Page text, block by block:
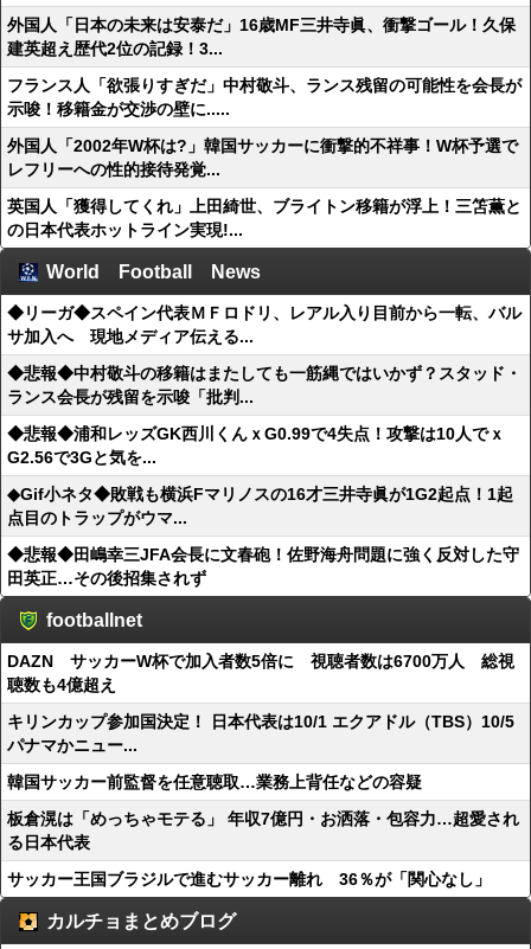
外国人「日本の未来は安泰だ」16歳MF三井寺眞、衝撃ゴール！久保
建英超え歴代2位の記録！3...
フランス人「欲張りすぎだ」中村敬斗、ランス残留の可能性を会長が
示唆！移籍金が交渉の壁に.....
外国人「2002年W杯は?」韓国サッカーに衝撃的不祥事！W杯予選で
レフリーへの性的接待発覚...
英国人「獲得してくれ」上田綺世、ブライトン移籍が浮上！三笘薫と
の日本代表ホットライン実現!...
World Football News
◆リーガ◆スペイン代表ＭＦロドリ、レアル入り目前から一転、バル
サ加入へ 現地メディア伝える...
◆悲報◆中村敬斗の移籍はまたしても一筋縄ではいかず？スタッド・
ランス会長が残留を示唆「批判...
◆悲報◆浦和レッズGK西川くんｘG0.99で4失点！攻撃は10人でｘ
G2.56で3Gと気を...
◆Gif小ネタ◆敗戦も横浜Fマリノスの16才三井寺眞が1G2起点！1起
点目のトラップがウマ...
◆悲報◆田嶋幸三JFA会長に文春砲！佐野海舟問題に強く反対した守
田英正…その後招集されず
footballnet
DAZN サッカーW杯で加入者数5倍に 視聴者数は6700万人 総視
聴数も4億超え
キリンカップ参加国決定！ 日本代表は10/1 エクアドル（TBS）10/5
パナマかニュー...
韓国サッカー前監督を任意聴取…業務上背任などの容疑
板倉滉は「めっちゃモテる」 年収7億円・お洒落・包容力…超愛され
る日本代表
サッカー王国ブラジルで進むサッカー離れ 36％が「関心なし」
カルチョまとめブログ